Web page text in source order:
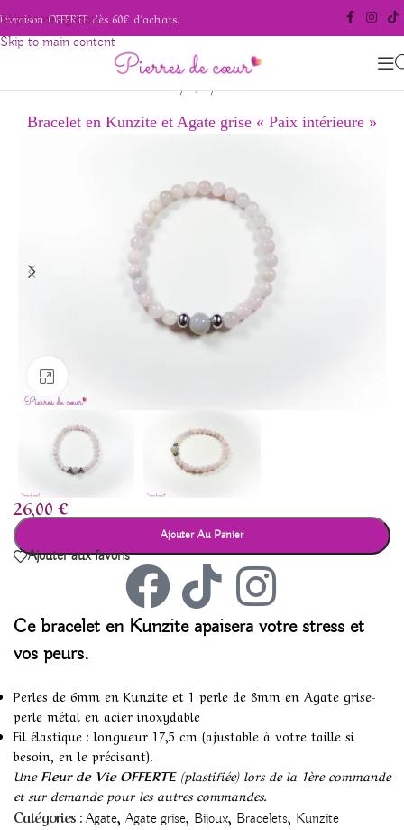
Skip to navigation
Skip to main content
Livraison OFFERTE dès 60€ d'achats.
Accueil/Bijoux/Bracelets
Bracelet en Kunzite et Agate grise « Paix intérieure »
26,00€
Ajouter Au Panier
Ajouter aux favoris
Ce bracelet en Kunzite apaisera votre stress et
vos peurs.
Perles de 6mm en Kunzite et 1 perle de 8mm en Agate grise-
perle métal en acier inoxydable
Fil élastique : longueur 17,5 cm (ajustable à votre taille si
besoin, en le précisant).
Une Fleur de Vie OFFERTE(plastifiée) lors de la 1ère commande
et sur demande pour les autres commandes.
Catégories : Agate, Agate grise, Bijoux, Bracelets, Kunzite